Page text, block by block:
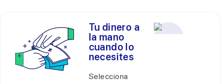
Tu dinero a
la mano
cuando lo
necesites
Selecciona